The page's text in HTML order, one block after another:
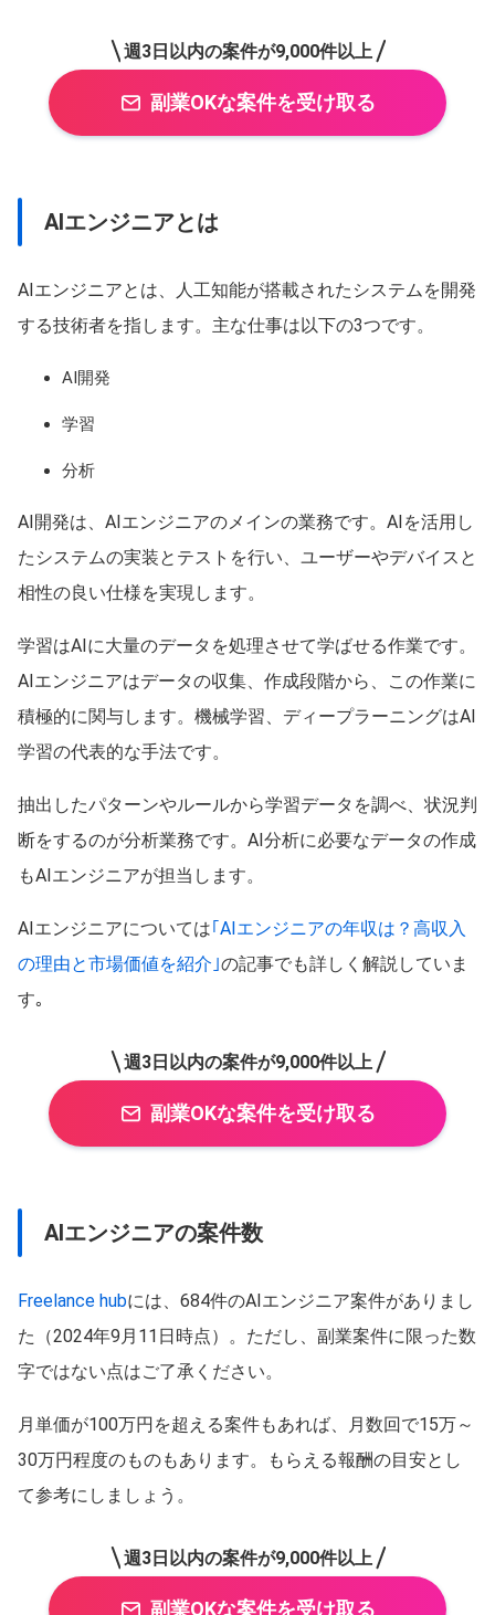
週3日以内の案件が9,000件以上
副業OKな案件を受け取る
AIエンジニアとは
AIエンジニアとは、人工知能が搭載されたシステムを開発
する技術者を指します。主な仕事は以下の3つです。
AI開発
学習
分析
AI開発は、AIエンジニアのメインの業務です。AIを活用し
たシステムの実装とテストを行い、ユーザーやデバイスと
相性の良い仕様を実現します。
学習はAIに大量のデータを処理させて学ばせる作業です。
AIエンジニアはデータの収集、作成段階から、この作業に
積極的に関与します。機械学習、ディープラーニングはAI
学習の代表的な手法です。
抽出したパターンやルールから学習データを調べ、状況判
断をするのが分析業務です。AI分析に必要なデータの作成
もAIエンジニアが担当します。
AIエンジニアについては｢AIエンジニアの年収は？高収入
の理由と市場価値を紹介｣の記事でも詳しく解説していま
す｡
週3日以内の案件が9,000件以上
副業OKな案件を受け取る
AIエンジニアの案件数
Freelance hubには、684件のAIエンジニア案件がありまし
た（2024年9月11日時点）。ただし、副業案件に限った数
字ではない点はご了承ください。
月単価が100万円を超える案件もあれば、月数回で15万～
30万円程度のものもあります。もらえる報酬の目安とし
て参考にしましょう。
週3日以内の案件が9,000件以上
副業OKな案件を受け取る